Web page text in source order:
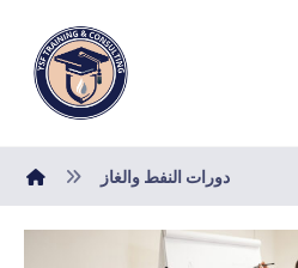
دورات النفط والغاز